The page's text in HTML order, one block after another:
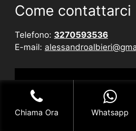
Come contattarci
Telefono: 3270593536
E-mail:
Chiama Ora Whatsapp